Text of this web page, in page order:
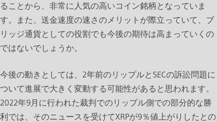
ることから、非常に人気の高いコイン銘柄となっていま
す。また、送金速度の速さのメリットが際立っていて、ブ
リッジ通貨としての役割でも今後の期待は高まっていくの
ではないでしょうか。
今後の動きとしては、2年前のリップルとSECの訴訟問題に
ついて進展で大きく変動する可能性があると思われます。
2022年9月に行われた裁判でのリップル側での部分的な勝
利では、そのニュースを受けてXRPが9％値上がりしたとの